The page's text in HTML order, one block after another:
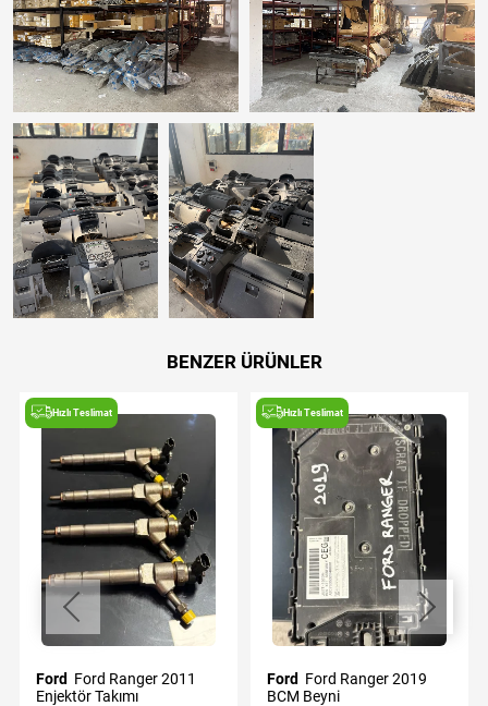
BENZER ÜRÜNLER
Hızlı Teslimat
Ford
Enjektör Takımı
Hızlı Teslimat
Ford
BCM Beyni